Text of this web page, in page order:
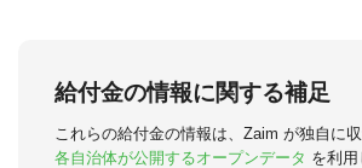
給付金の情報に関する補足
これらの給付金の情報は、Zaim が独自に
各自治体が公開するオープンデータ を利用